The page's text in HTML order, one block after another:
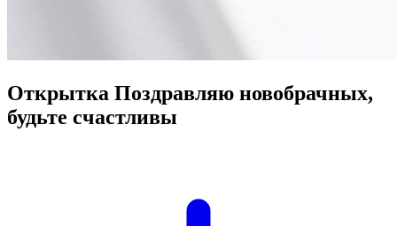
Открытка Поздравляю новобрачных,
будьте счастливы